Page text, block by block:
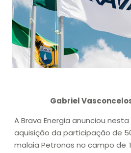
Gabriel
A Brava Energia anunciou
aquisição da participação de
malaia Petronas no campo de